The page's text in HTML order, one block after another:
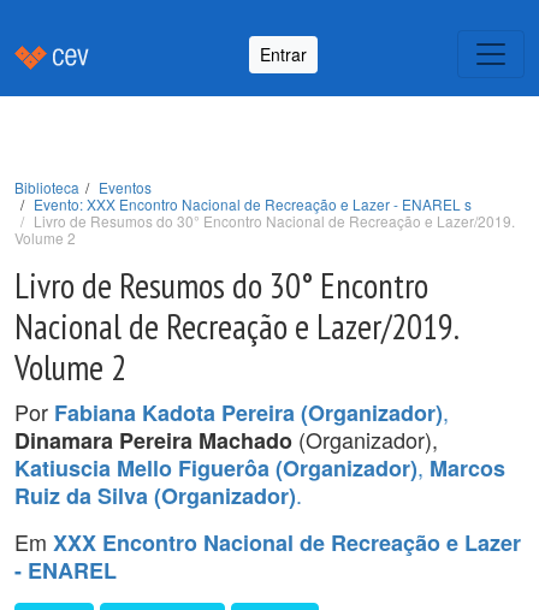
Entrar
Biblioteca
Eventos
Evento: XXX Encontro Nacional de Recreação e Lazer - ENAREL s
Livro de Resumos do 30° Encontro Nacional de Recreação e Lazer/2019.
Volume 2
Livro de Resumos do 30° Encontro
Nacional de Recreação e Lazer/2019.
Volume 2
Por Fabiana Kadota Pereira (Organizador),
Dinamara Pereira Machado (Organizador),
Katiuscia Mello Figuerôa (Organizador), Marcos
Ruiz da Silva (Organizador).
Em XXX Encontro Nacional de Recreação e Lazer
- ENAREL